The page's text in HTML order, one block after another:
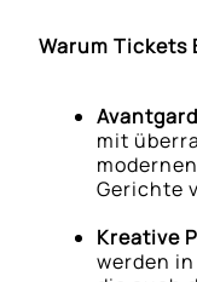
Warum Tickets
mit
Gerichte
Kreative
werden